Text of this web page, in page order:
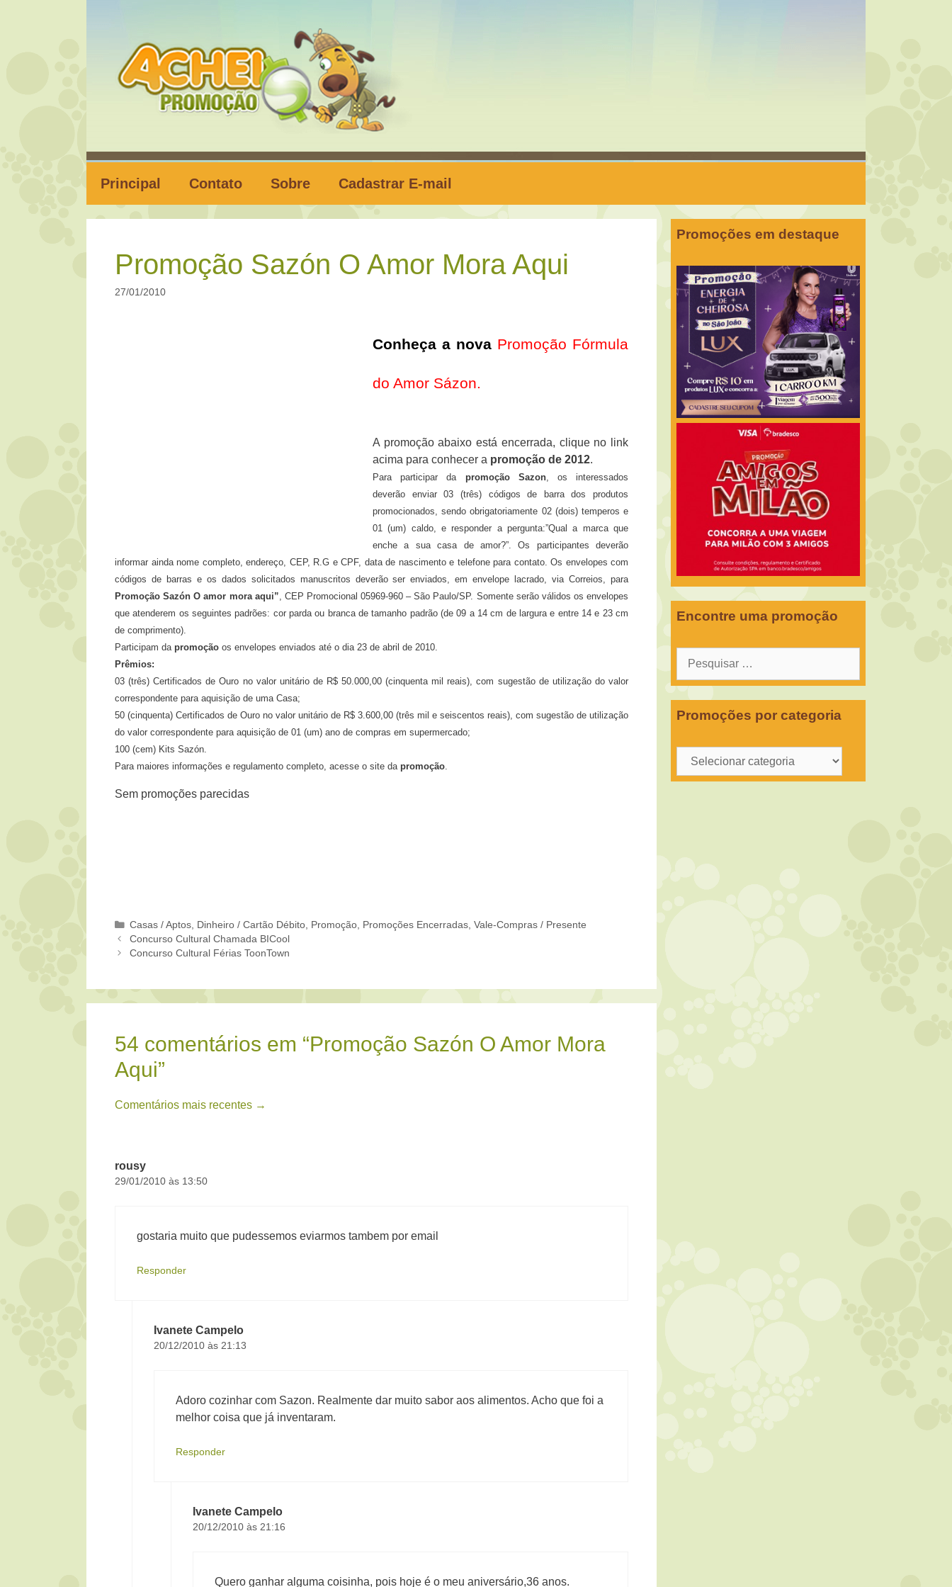
Principal Contato Sobre Cadastrar E-mail
Promoção Sazón O Amor Mora Aqui
27/01/2010
Conheça a nova Promoção Fórmula
do Amor Sázon.
A promoção abaixo está encerrada, clique no link
acima para conhecer a promoção de 2012.
Para participar da promoção Sazon, os interessados
deverão enviar 03 (três) códigos de barra dos produtos
promocionados, sendo obrigatoriamente 02 (dois) temperos e
01 (um) caldo, e responder a pergunta:”Qual a marca que
enche a sua casa de amor?”. Os participantes deverão
informar ainda nome completo, endereço, CEP, R.G e CPF, data de nascimento e telefone para contato. Os envelopes com
códigos de barras e os dados solicitados manuscritos deverão ser enviados, em envelope lacrado, via Correios, para
Promoção Sazón O amor mora aqui”, CEP Promocional 05969-960 – São Paulo/SP. Somente serão válidos os envelopes
que atenderem os seguintes padrões: cor parda ou branca de tamanho padrão (de 09 a 14 cm de largura e entre 14 e 23 cm
de comprimento).
Participam da promoção os envelopes enviados até o dia 23 de abril de 2010.
Prêmios:
03 (três) Certificados de Ouro no valor unitário de R$ 50.000,00 (cinquenta mil reais), com sugestão de utilização do valor
correspondente para aquisição de uma Casa;
50 (cinquenta) Certificados de Ouro no valor unitário de R$ 3.600,00 (três mil e seiscentos reais), com sugestão de utilização
do valor correspondente para aquisição de 01 (um) ano de compras em supermercado;
100 (cem) Kits Sazón.
Para maiores informações e regulamento completo, acesse o site da promoção.
Sem promoções parecidas
Categorias
Casas / Aptos Dinheiro / Cartão Débito Promoção Promoções Encerradas ,Vale-Compras / Presente
Concurso Cultural Chamada BICool
Concurso Cultural Férias ToonTown
54 comentários em “Promoção Sazón O Amor Mora
Aqui”
Navegação
comentário
Comentários mais recentes →
rousy
29/01/2010 às 13:50
gostaria muito que pudessemos eviarmos tambem por email
Responder
Ivanete Campelo
20/12/2010 às 21:13
Adoro cozinhar com Sazon. Realmente dar muito sabor aos alimentos. Acho que foi a
melhor coisa que já inventaram.
Responder
Ivanete Campelo
20/12/2010 às 21:16
Quero ganhar alguma coisinha, pois hoje é o meu aniversário,36 anos.
Promoções em destaque
Encontre uma promoção
Pesquisar
Promoções por categoria
Promoções
por